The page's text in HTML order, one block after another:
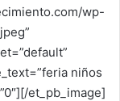
wp-
niños
et_pb_image]